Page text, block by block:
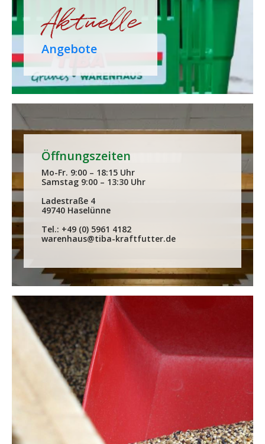
Aktuelle
Angebote
Öffnungszeiten
Mo-Fr. 9:00 – 18:15 Uhr
Samstag 9:00 – 13:30 Uhr
Ladestraße 4
49740 Haselünne
Tel.: +49 (0) 5961 4182
warenhaus@tiba-kraftfutter.de